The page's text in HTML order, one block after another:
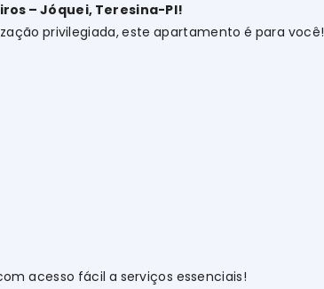
– Jóquei, Teresina-PI!
privilegiada, este apartamento é para você!
acesso fácil a serviços essenciais!